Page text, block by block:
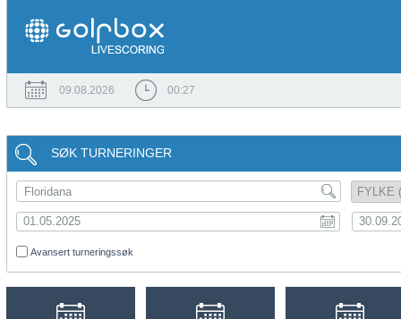
09.08.2026 00:27
SØK TURNERINGER
Avansert turneringssøk